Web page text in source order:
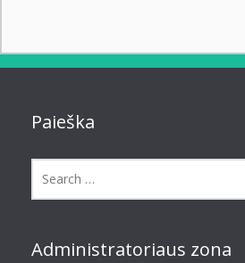
Paieška
Administratoriaus zona